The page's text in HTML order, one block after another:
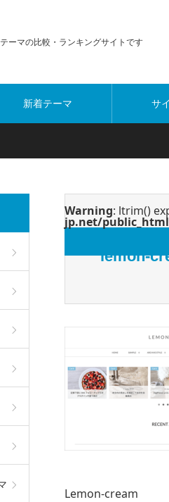
ーマの比較・ランキングサイトです
新着テーマ サ
Warning: ltrim()
jp.net/
lemon-
Lemon-cream